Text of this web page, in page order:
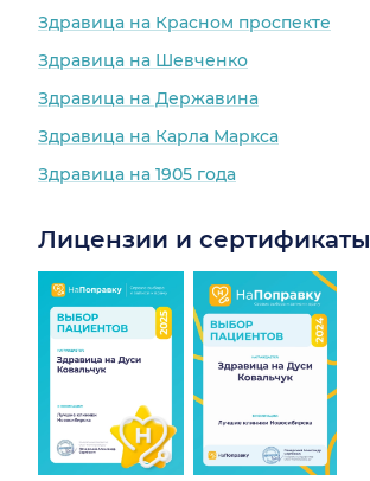
Здравица на Красном проспекте
Здравица на Шевченко
Здравица на Державина
Здравица на Карла Маркса
Здравица на 1905 года
Лицензии и сертификаты